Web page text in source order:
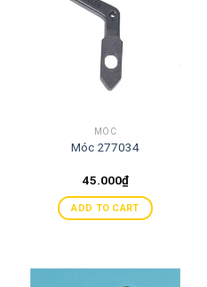
MÓC
Móc 277034
45.000₫
ADD TO CART